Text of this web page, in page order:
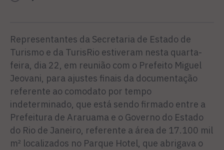
Representantes da Secretaria de Estado de
Turismo e da TurisRio estiveram nesta quarta-
feira, dia 22, em reunião com o Prefeito Miguel
Jeovani, para ajustes finais da documentação
referente ao comodato por tempo
indeterminado, que está sendo firmado entre a
Prefeitura de Araruama e o Governo do Estado
do Rio de Janeiro, referente a área de 17.100 mil
m² localizados no Parque Hotel, que abrigava o